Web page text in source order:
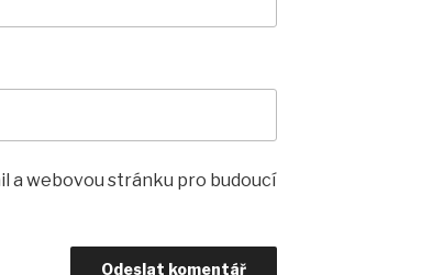
a webovou stránku pro budoucí